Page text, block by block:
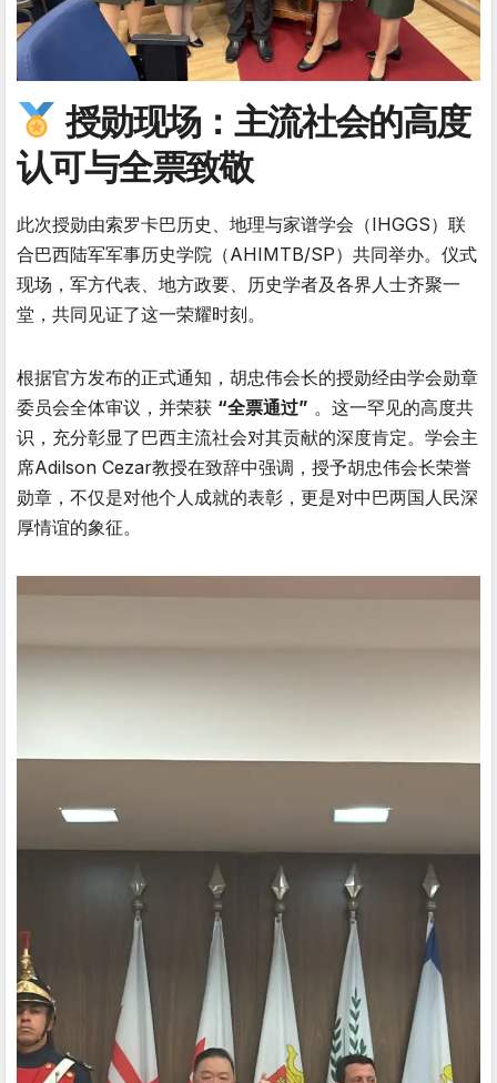
授勋现场：主流社会的高度
认可与全票致敬
此次授勋由索罗卡巴历史、地理与家谱学会（IHGGS）联
合巴西陆军军事历史学院（AHIMTB/SP）共同举办。仪式
现场，军方代表、地方政要、历史学者及各界人士齐聚一
堂，共同见证了这一荣耀时刻。
根据官方发布的正式通知，胡忠伟会长的授勋经由学会勋章
委员会全体审议，并荣获 “全票通过” 。这一罕见的高度共
识，充分彰显了巴西主流社会对其贡献的深度肯定。学会主
席Adilson Cezar教授在致辞中强调，授予胡忠伟会长荣誉
勋章，不仅是对他个人成就的表彰，更是对中巴两国人民深
厚情谊的象征。